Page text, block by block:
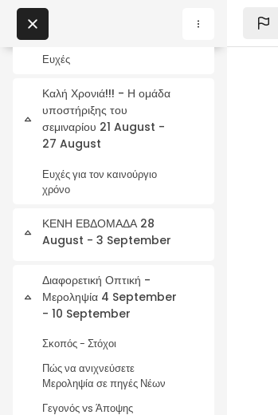
Blocks
Blocks
Collapse
Χριστούγεννα σε όλους! 14
Ευχές
Collapse
Καλή Χρονιά!!! - Η ομάδα
υποστήριξης του
σεμιναρίου 21 August -
27 August
Ευχές για τον καινούργιο
χρόνο
Collapse
ΚΕΝΗ ΕΒΔΟΜΑΔΑ 28
August - 3 September
Collapse
Διαφορετική Οπτική -
Μεροληψία 4 September
- 10 September
Σκοπός - Στόχοι
Πώς να ανιχνεύσετε
Μεροληψία σε πηγές Νέων
Γεγονός vs Άποψης